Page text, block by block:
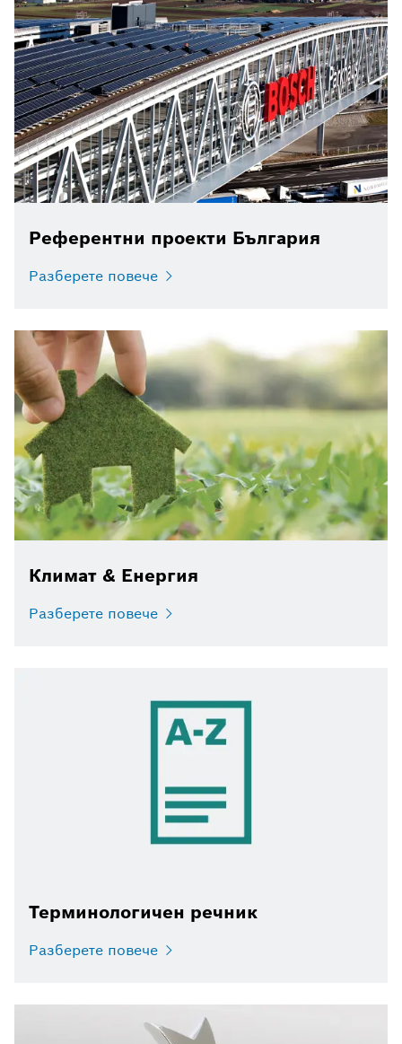
Референтни проекти България
Разберете повече
Климат & Енергия
Разберете повече
Терминологичен речник
Разберете повече